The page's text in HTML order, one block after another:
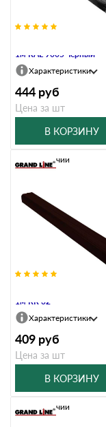
1м RAL 9005 черный
Характеристики
444 руб
Цена за шт
В КОРЗИНУ
1м RR 32
В наличии
Характеристики
409 руб
Цена за шт
В КОРЗИНУ
В наличии